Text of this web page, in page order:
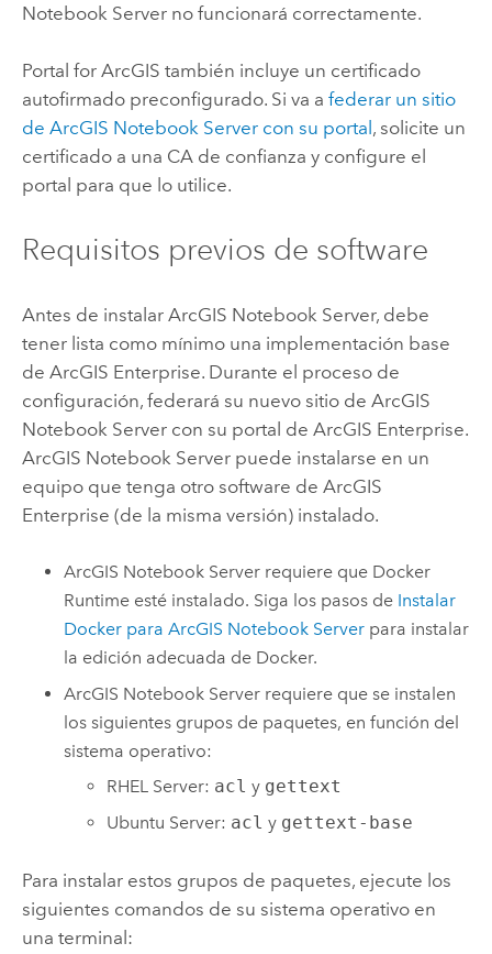
Notebook Serverno funcionará correctamente.
Portal for ArcGIS también incluye un certificado
autofirmado preconfigurado. Si va a federar un sitio
de ArcGIS Notebook Servercon su portal , solicite un
certificado a una CA de confianza y configure el
portal para que lo utilice.
Requisitos previos de software
Antes de instalar ArcGIS Notebook Server, debe
tener lista como mínimo una implementación base
de ArcGIS Enterprise. Durante el proceso de
configuración, federará su nuevo sitio de ArcGIS
Notebook Servercon su portal de ArcGIS Enterprise.
ArcGIS Notebook Serverpuede instalarse en un
equipo que tenga otro software de ArcGIS
Enterprise (de la misma versión) instalado.
ArcGIS Notebook Server requiere que Docker
Runtime esté instalado. Siga los pasos de Instalar
Docker paraArcGIS Notebook Server para instalar
la edición adecuada de Docker.
ArcGIS Notebook Server requiere que se instalen
los siguientes grupos de paquetes, en función del
sistema operativo:
RHEL Server: acl y gettext
Ubuntu Server: acl y gettext-base
Para instalar estos grupos de paquetes, ejecute los
siguientes comandos de su sistema operativo en
una terminal: